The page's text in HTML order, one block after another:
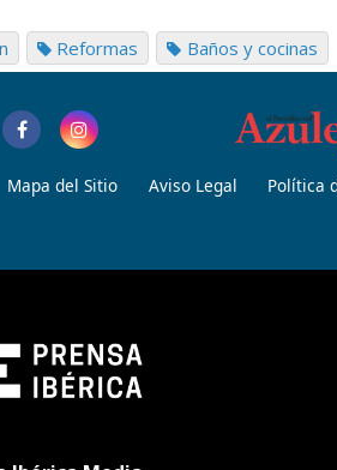
Reformas Baños y cocinas
Mapa del Sitio Aviso Legal Política